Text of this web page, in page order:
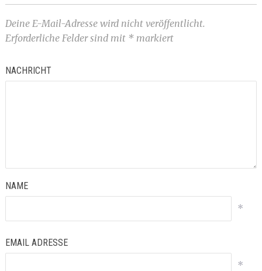
Deine E-Mail-Adresse wird nicht veröffentlicht.
Erforderliche Felder sind mit *markiert
NACHRICHT
NAME
*
EMAIL ADRESSE
*